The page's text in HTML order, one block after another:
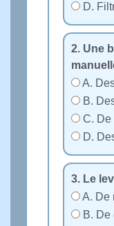
D.
2. Une
A.
B.
C. De
D.
3. Le
A. De
B. De